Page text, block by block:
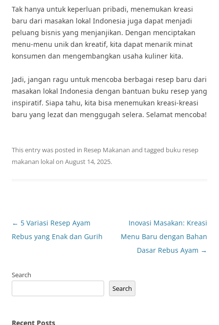
Tak hanya untuk keperluan pribadi, menemukan kreasi
baru dari masakan lokal Indonesia juga dapat menjadi
peluang bisnis yang menjanjikan. Dengan menciptakan
menu-menu unik dan kreatif, kita dapat menarik minat
konsumen dan mengembangkan usaha kuliner kita.
Jadi, jangan ragu untuk mencoba berbagai resep baru dari
masakan lokal Indonesia dengan bantuan buku resep yang
inspiratif. Siapa tahu, kita bisa menemukan kreasi-kreasi
baru yang lezat dan menggugah selera. Selamat mencoba!
This entry was posted in Resep Makanan and tagged buku resep
makanan lokalon August 14, 2025.
Post
navigation
← 5 Variasi Resep Ayam
Rebus yang Enak dan Gurih
Inovasi Masakan: Kreasi
Menu Baru dengan Bahan
Dasar Rebus Ayam →
Search
Search
Recent Posts